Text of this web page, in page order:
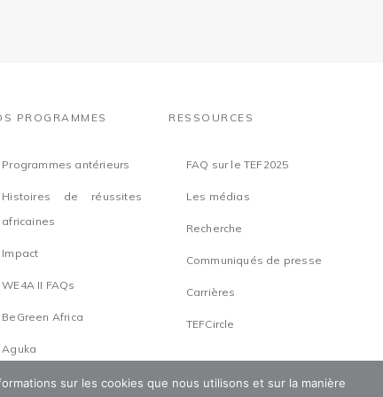
PROGRAMMES
Programmes antérieurs
Histoires de réussites
africaines
Impact
WE4A II FAQs
BeGreen Africa
Aguka
RESSOURCES
FAQ sur le TEF2025
Les médias
Recherche
Communiqués de presse
Carrières
TEFCircle
sur les cookies que nous utilisons et sur la manière